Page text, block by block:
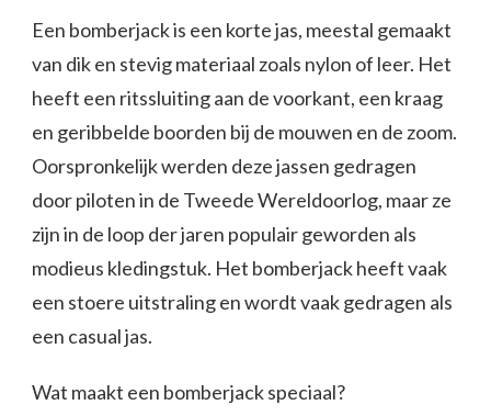
Een bomberjack is een korte jas, meestal gemaakt
van dik en stevig materiaal zoals nylon of leer. Het
heeft een ritssluiting aan de voorkant, een kraag
en geribbelde boorden bij de mouwen en de zoom.
Oorspronkelijk werden deze jassen gedragen
door piloten in de Tweede Wereldoorlog, maar ze
zijn in de loop der jaren populair geworden als
modieus kledingstuk. Het bomberjack heeft vaak
een stoere uitstraling en wordt vaak gedragen als
een casual jas.
Wat maakt een bomberjack speciaal?